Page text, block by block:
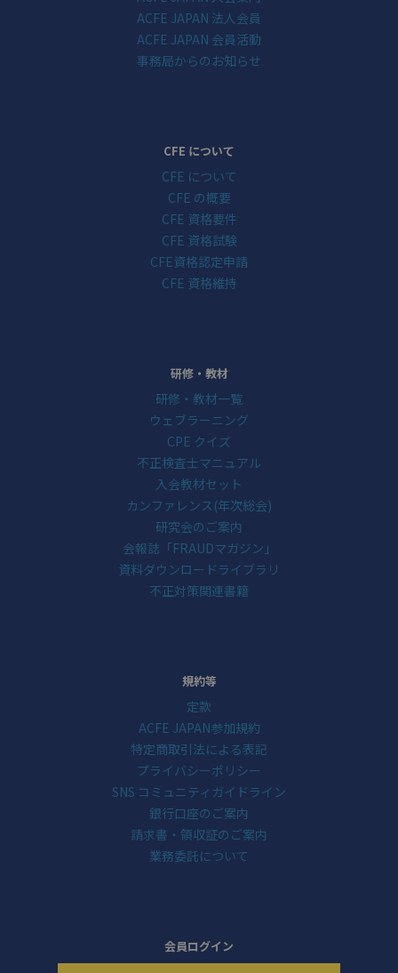
ACFE JAPAN 法人会員
ACFE JAPAN 会員活動
事務局からのお知らせ
CFE について
CFE について
CFE の概要
CFE 資格要件
CFE 資格試験
CFE資格認定申請
CFE 資格維持
研修・教材
研修・教材一覧
ウェブラーニング
CPE クイズ
不正検査士マニュアル
入会教材セット
カンファレンス(年次総会)
研究会のご案内
会報誌「FRAUDマガジン」
資料ダウンロードライブラリ
不正対策関連書籍
規約等
定款
ACFE JAPAN参加規約
特定商取引法による表記
プライバシーポリシー
SNS コミュニティガイドライン
銀行口座のご案内
請求書・領収証のご案内
業務委託について
会員ログイン